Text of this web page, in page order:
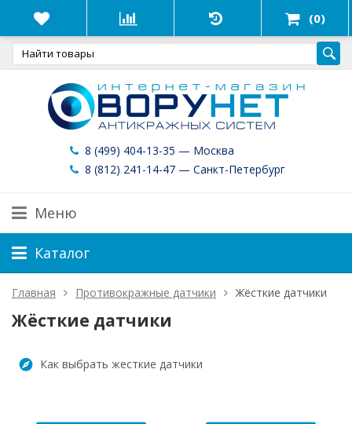
(0)
8 (499) 404-13-35 — Москва
8 (812) 241-14-47 — Санкт-Петербург
Меню
Каталог
Главная Противокражные датчики Жёсткие датчики
Жёсткие датчики
Как выбрать жесткие датчики